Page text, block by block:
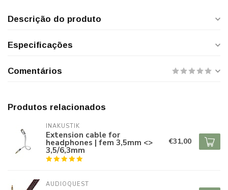
Descrição do produto
Especificações
Comentários
Produtos relacionados
INAKUSTIK
Extension cable for
headphones | fem 3,5mm <>
3,5/6,3mm
€31,00
AUDIOQUEST